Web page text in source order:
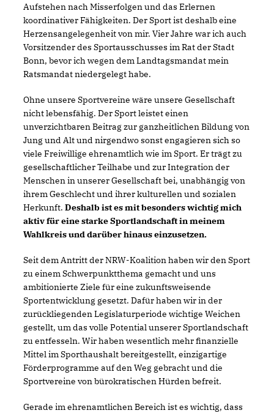
Aufstehen nach Misserfolgen und das Erlernen
koordinativer Fähigkeiten. Der Sport ist deshalb eine
Herzensangelegenheit von mir. Vier Jahre war ich auch
Vorsitzender des Sportausschusses im Rat der Stadt
Bonn, bevor ich wegen dem Landtagsmandat mein
Ratsmandat niedergelegt habe.
Ohne unsere Sportvereine wäre unsere Gesellschaft
nicht lebensfähig. Der Sport leistet einen
unverzichtbaren Beitrag zur ganzheitlichen Bildung von
Jung und Alt und nirgendwo sonst engagieren sich so
viele Freiwillige ehrenamtlich wie im Sport. Er trägt zu
gesellschaftlicher Teilhabe und zur Integration der
Menschen in unserer Gesellschaft bei, unabhängig von
ihrem Geschlecht und ihrer kulturellen und sozialen
Herkunft. Deshalb ist es mit besonders wichtig mich
aktiv für eine starke Sportlandschaft in meinem
Wahlkreis und darüber hinaus einzusetzen.
Seit dem Antritt der NRW-Koalition haben wir den Sport
zu einem Schwerpunktthema gemacht und uns
ambitionierte Ziele für eine zukunftsweisende
Sportentwicklung gesetzt. Dafür haben wir in der
zurückliegenden Legislaturperiode wichtige Weichen
gestellt, um das volle Potential unserer Sportlandschaft
zu entfesseln. Wir haben wesentlich mehr finanzielle
Mittel im Sporthaushalt bereitgestellt, einzigartige
Förderprogramme auf den Weg gebracht und die
Sportvereine von bürokratischen Hürden befreit.
Gerade im ehrenamtlichen Bereich ist es wichtig, dass